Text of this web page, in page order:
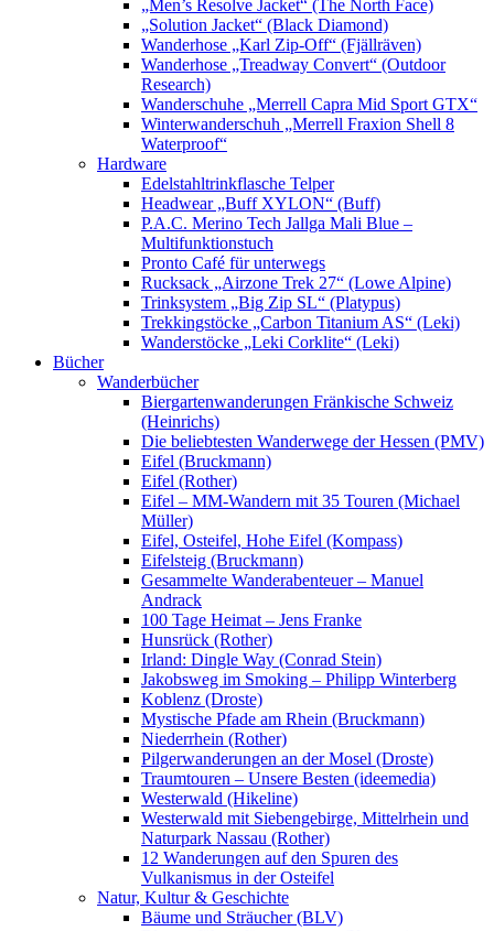
„Men’s Resolve Jacket“ (The North Face)
„Solution Jacket“ (Black Diamond)
Wanderhose „Karl Zip-Off“ (Fjällräven)
Wanderhose „Treadway Convert“ (Outdoor
Research)
Wanderschuhe „Merrell Capra Mid Sport GTX“
Winterwanderschuh „Merrell Fraxion Shell 8
Waterproof“
Hardware
Edelstahltrinkflasche Telper
Headwear „Buff XYLON“ (Buff)
P.A.C. Merino Tech Jallga Mali Blue –
Multifunktionstuch
Pronto Café für unterwegs
Rucksack „Airzone Trek 27“ (Lowe Alpine)
Trinksystem „Big Zip SL“ (Platypus)
Trekkingstöcke „Carbon Titanium AS“ (Leki)
Wanderstöcke „Leki Corklite“ (Leki)
Bücher
Wanderbücher
Biergartenwanderungen Fränkische Schweiz
(Heinrichs)
Die beliebtesten Wanderwege der Hessen (PMV)
Eifel (Bruckmann)
Eifel (Rother)
Eifel – MM-Wandern mit 35 Touren (Michael
Müller)
Eifel, Osteifel, Hohe Eifel (Kompass)
Eifelsteig (Bruckmann)
Gesammelte Wanderabenteuer – Manuel
Andrack
100 Tage Heimat – Jens Franke
Hunsrück (Rother)
Irland: Dingle Way (Conrad Stein)
Jakobsweg im Smoking – Philipp Winterberg
Koblenz (Droste)
Mystische Pfade am Rhein (Bruckmann)
Niederrhein (Rother)
Pilgerwanderungen an der Mosel (Droste)
Traumtouren – Unsere Besten (ideemedia)
Westerwald (Hikeline)
Westerwald mit Siebengebirge, Mittelrhein und
Naturpark Nassau (Rother)
12 Wanderungen auf den Spuren des
Vulkanismus in der Osteifel
Natur, Kultur & Geschichte
Bäume und Sträucher (BLV)